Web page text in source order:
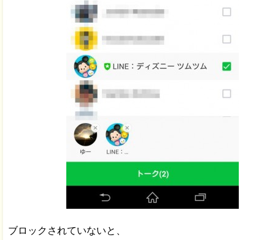
ブロックされていないと、